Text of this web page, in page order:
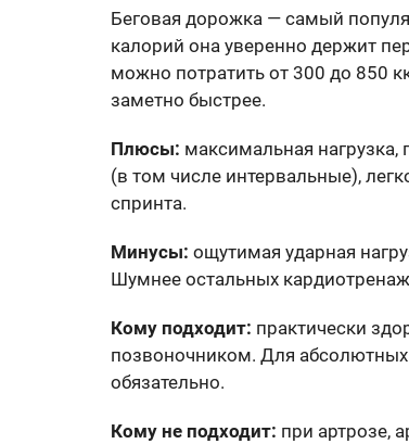
Беговая дорожка — самый
калорий она уверенно держит
можно потратить от 300 до 850
заметно быстрее.
Плюсы: максимальная
(в том числе интервальные),
спринта.
Минусы: ощутимая ударная
Шумнее остальных
Кому подходит: практически
позвоночником. Для
обязательно.
Кому не подходит: при артрозе,